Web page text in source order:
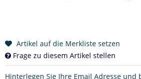
Artikel auf die Merkliste setzen
Frage zu diesem Artikel stellen
Hinterlegen Sie Ihre Email Adresse und